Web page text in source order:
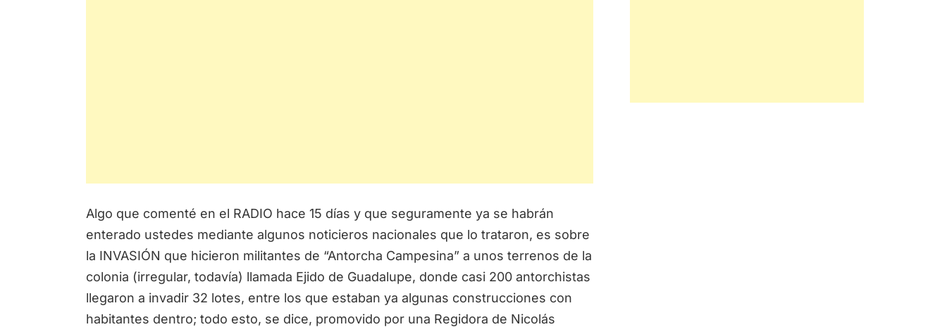
Algo que comenté en el RADIO hace 15 días y que seguramente ya se habrán
enterado ustedes mediante algunos noticieros nacionales que lo trataron, es sobre
la INVASIÓN que hicieron militantes de “Antorcha Campesina” a unos terrenos de la
colonia (irregular, todavía) llamada Ejido de Guadalupe, donde casi 200 antorchistas
llegaron a invadir 32 lotes, entre los que estaban ya algunas construcciones con
habitantes dentro; todo esto, se dice, promovido por una Regidora de Nicolás